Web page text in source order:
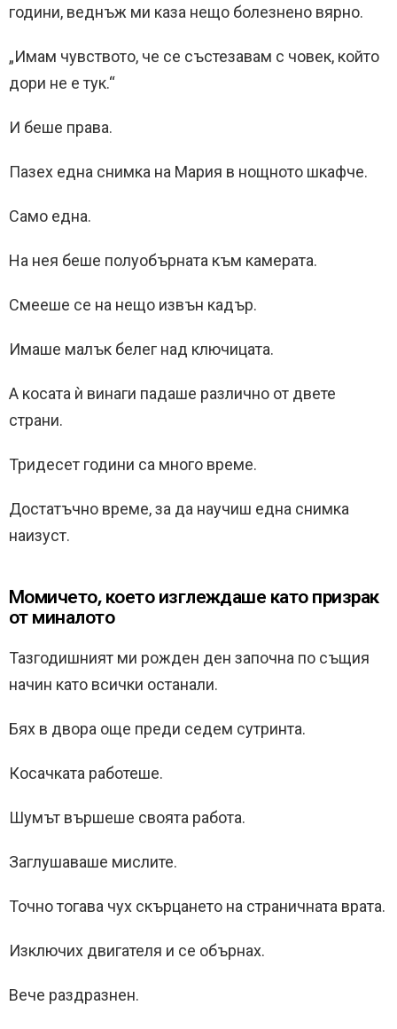
години, веднъж ми каза нещо болезнено вярно.
„Имам чувството, че се състезавам с човек, който
дори не е тук.“
И беше права.
Пазех една снимка на Мария в нощното шкафче.
Само една.
На нея беше полуобърната към камерата.
Смееше се на нещо извън кадър.
Имаше малък белег над ключицата.
А косата ѝ винаги падаше различно от двете
страни.
Тридесет години са много време.
Достатъчно време, за да научиш една снимка
наизуст.
Момичето, което изглеждаше като призрак
от миналото
Тазгодишният ми рожден ден започна по същия
начин като всички останали.
Бях в двора още преди седем сутринта.
Косачката работеше.
Шумът вършеше своята работа.
Заглушаваше мислите.
Точно тогава чух скърцането на страничната врата.
Изключих двигателя и се обърнах.
Вече раздразнен.